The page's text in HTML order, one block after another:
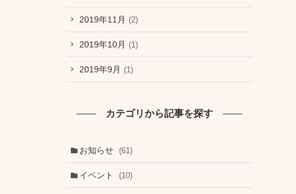
2019年11月 (2)
2019年10月 (1)
2019年9月 (1)
カテゴリから記事を探す
お知らせ (61)
イベント (10)